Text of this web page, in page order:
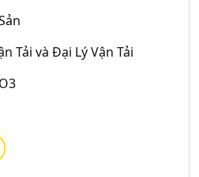
Tải và Đại Lý Vận Tải